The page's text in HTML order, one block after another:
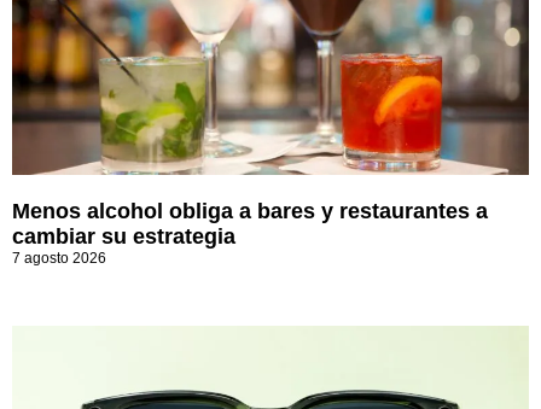
Menos alcohol obliga a bares y restaurantes a
cambiar su estrategia
7 agosto 2026